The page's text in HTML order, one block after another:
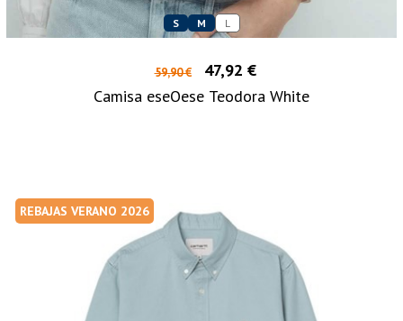
S M L
59,90 €
47,92 €
Camisa eseOese Teodora White
REBAJAS VERANO 2026